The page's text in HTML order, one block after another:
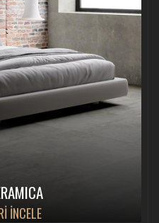
İNCELE